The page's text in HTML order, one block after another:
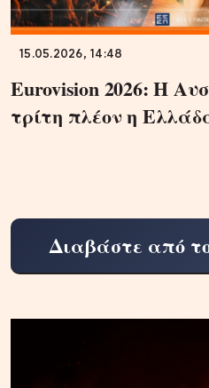
15.05.2026, 14:48
Eurovision 2026: Η
τρίτη πλέον η
Διαβάστε από